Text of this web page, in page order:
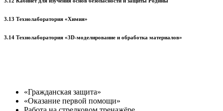
3.13 Технолаборатория «Химия»
3.14 Технолаборатория «3D-моделирование и обработка материалов»
«Гражданская защита»
«Оказание первой помощи»